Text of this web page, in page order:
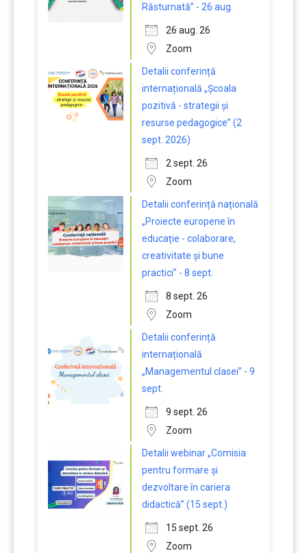
Răsturnată” - 26 aug.
26 aug. 26
Zoom
Detalii conferință
internațională „Școala
pozitivă - strategii și
resurse pedagogice” (2
sept. 2026)
2 sept. 26
Zoom
Detalii conferință națională
„Proiecte europene în
educație - colaborare,
creativitate și bune
practici” - 8 sept.
8 sept. 26
Zoom
Detalii conferință
internațională
„Managementul clasei” - 9
sept.
9 sept. 26
Zoom
Detalii webinar „Comisia
pentru formare și
dezvoltare în cariera
didactică” (15 sept.)
15 sept. 26
Zoom